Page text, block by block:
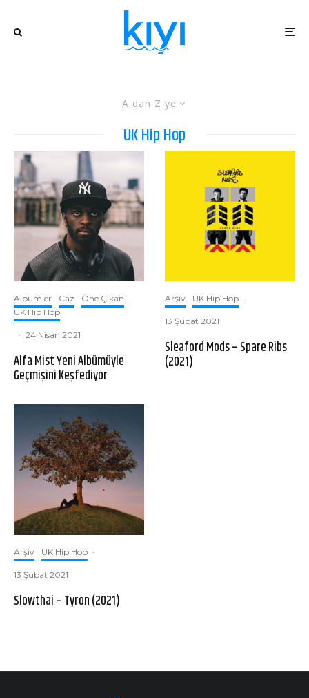
A dan Z ye
UK Hip Hop
Albümler Caz
Öne Çıkan
UK Hip Hop
· 24 Nisan 2021
Alfa Mist Yeni Albümüyle
Geçmişini Keşfediyor
Arşiv UK Hip Hop ·
13 Şubat 2021
​Slowthai – Tyron (2021)
Arşiv UK Hip Hop ·
13 Şubat 2021
Sleaford Mods – Spare Ribs
(2021)